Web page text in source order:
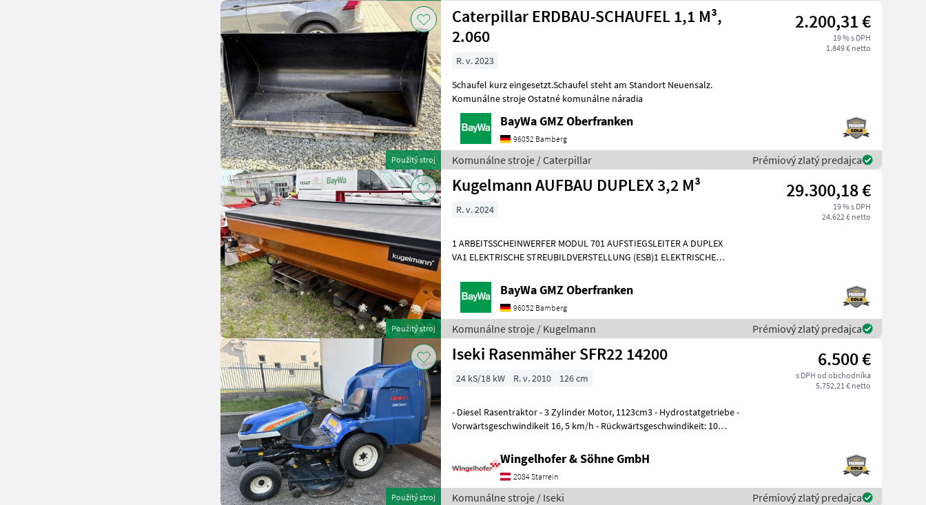
Použitý stroj
Caterpillar ERDBAU-SCHAUFEL 1,1 M³,
2.060
2.200,31 €
19 % s DPH
1.849 € netto
R. v. 2023
Schaufel kurz eingesetzt.Schaufel steht am Standort Neuensalz.
Komunálne stroje Ostatné komunálne náradia
BayWa GMZ Oberfranken
96052 Bamberg
Komunálne stroje / Caterpillar Prémiový zlatý predajca
Použitý stroj
Kugelmann AUFBAU DUPLEX 3,2 M³ 29.300,18 €
19 % s DPH
24.622 € netto
R. v. 2024
1 ARBEITSSCHEINWERFER MODUL 701 AUFSTIEGSLEITER A DUPLEX
VA1 ELEKTRISCHE STREUBILDVERSTELLUNG (ESB)1 ELEKTRISCHE
BayWa GMZ Oberfranken
96052 Bamberg
Komunálne stroje / Kugelmann Prémiový zlatý predajca
Použitý stroj
Iseki Rasenmäher SFR22 14200 6.500 €
s DPH od obchodníka
5.752,21 € netto
24 kS/18 kW R. v. 2010 126 cm
- Diesel Rasentraktor - 3 Zylinder Motor, 1123cm3 - Hydrostatgetriebe -
Vorwärtsgeschwindikeit 16, 5 km/h - Rückwärtsgeschwindikeit: 10
Wingelhofer & Söhne GmbH
2084 Starrein
Komunálne stroje / Iseki Prémiový zlatý predajca